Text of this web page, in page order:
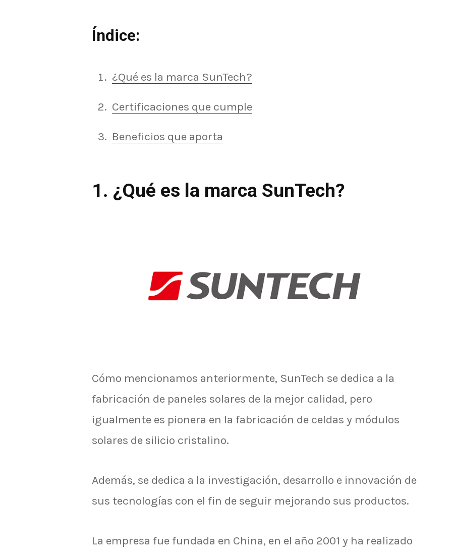
Índice:
¿Qué es la marca SunTech?
Certificaciones que cumple
Beneficios que aporta
1. ¿Qué es la marca SunTech?
Cómo mencionamos anteriormente, SunTech se dedica a la
fabricación de paneles solares de la mejor calidad, pero
igualmente es pionera en la fabricación de celdas y módulos
solares de silicio cristalino.
Además, se dedica a la investigación, desarrollo e innovación de
sus tecnologías con el fin de seguir mejorando sus productos.
La empresa fue fundada en China, en el año 2001 y ha realizado